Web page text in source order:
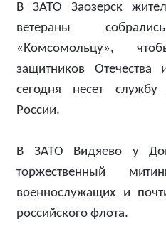
В ЗАТО Заозерск
ветераны
«Комсомольцу»,
защитников Отечества
сегодня несет
России.
В ЗАТО Видяево у
торжественный
военнослужащих и
российского флота.